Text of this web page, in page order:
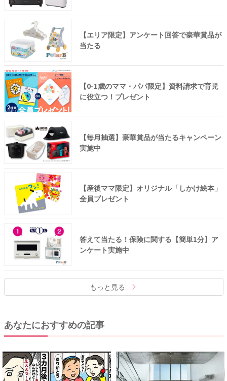
【エリア限定】アンケート回答で豪華賞品が
当たる
【0-1歳のママ・パパ限定】資料請求で育児
に役立つ！プレゼント
【毎月抽選】豪華賞品が当たるキャンペーン
実施中
【産後ママ限定】オリジナル「しかけ絵本」
全員プレゼント
答えて当たる！保険に関する【簡単1分】ア
ンケート実施中
もっと見る
あなたにおすすめの記事